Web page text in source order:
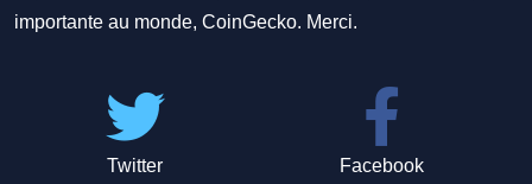
importante au monde, CoinGecko. Merci.
Twitter Facebook